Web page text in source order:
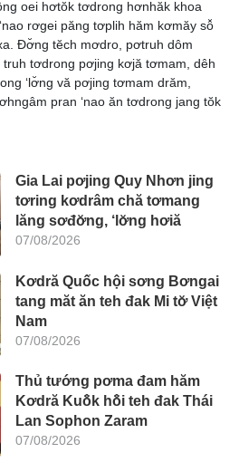
oei hơtŏk tơdrong hơnhăk khoa
rơgei păng tơplih hăm kơmăy sô̆
Đơ̆ng tĕch mơdro, pơtruh dôm
tơdrong pơjing kơjă tơmam, dêh
‘lơ̆ng vă pơjing tơmam drăm,
pran ‘nao ăn tơdrong jang tŏk
Gia Lai pơjing Quy Nhơn jing
tơring kơdrâm chă tơmang
lăng sơđơ̆ng, ‘lơ̆ng hơiă
07/08/2026
Kơdră Quốc hội sơng Bơngai
tang măt ăn teh đak Mi tơ̆ Việt
Nam
07/08/2026
Thủ tướng pơma đam hăm
Kơdră Kuô̆k hô̆i teh đak Thái
Lan Sophon Zaram
07/08/2026